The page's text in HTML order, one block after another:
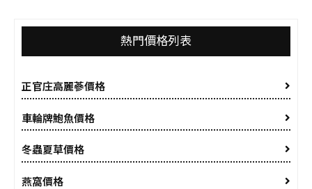
熱門價格列表
正官庄高麗蔘價格
車輪牌鮑魚價格
冬蟲夏草價格
燕窩價格